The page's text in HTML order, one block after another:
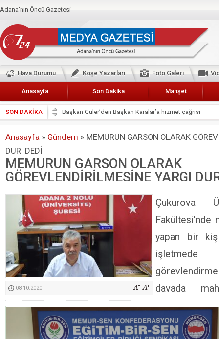
Adana'nın Öncü Gazetesi
Hava Durumu Köşe Yazarları Foto Galeri
Anasayfa Son Dakika Manşet
SON DAKİKA
Başkan Güler’den Başkan Karalar’a hizmet çağrısı
Lokantacılar ve Kebapçılar Esnaf Odası Başkanı Şefik
Hak-İş Abdurrahman Yücel
CEYHAN TİCARET ODASI
BÖLGEMİZ ÇUKUROVA’DA 2019 YILI PAMUK
İyi Parti Yüreğir İlçe Başkanı Enis Akyürek
Kimyasallardan Koruma Derneği Başkanı Cennet Çelik
Anasayfa » Gündem » MEMURUN GARSON OLARAK
DUR! DEDİ
MEMURUN GARSON OLARAK
GÖREVLENDİRİLMESİNE YARGI
08.10.2020
Çukurova
yapan bir
davada